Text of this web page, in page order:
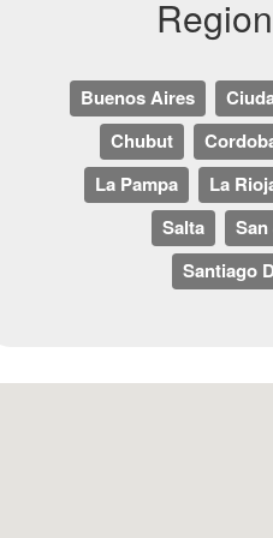
Buenos Aires
Chubut
La Pampa
La
Salta
Santiago